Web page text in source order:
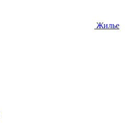
Жилье